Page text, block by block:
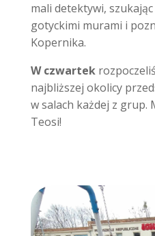
mali detektywi,
gotyckimi murami i
Kopernika.
W czwartek
najbliższej okolicy
w salach każdej z grup.
Teosi!